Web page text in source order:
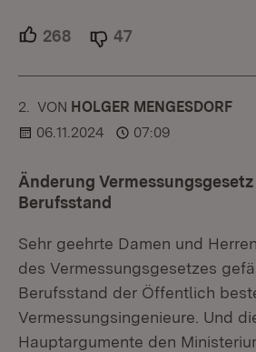
268 Unterstützer.
47
2. KOMMENTAR
VON :HOLGER MENGESDORF
06.11.2024
07:09
Änderung
Berufsstand
Sehr geehrte Damen und
des Vermessungsgesetzes
Berufsstand der Öffentlich
Vermessungsingenieure. Und
Hauptargumente den